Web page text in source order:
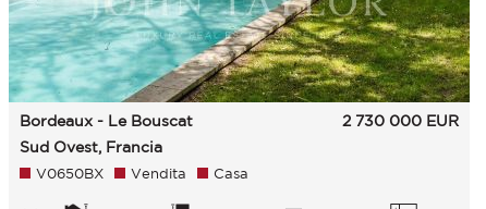
Bordeaux - Le Bouscat
Sud Ovest, Francia
2 730 000 EUR
V0650BX Vendita Casa